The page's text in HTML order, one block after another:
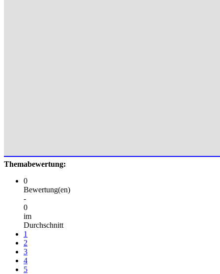
Themabewertung:
0
Bewertung(en)
-
0
im
Durchschnitt
1
2
3
4
5